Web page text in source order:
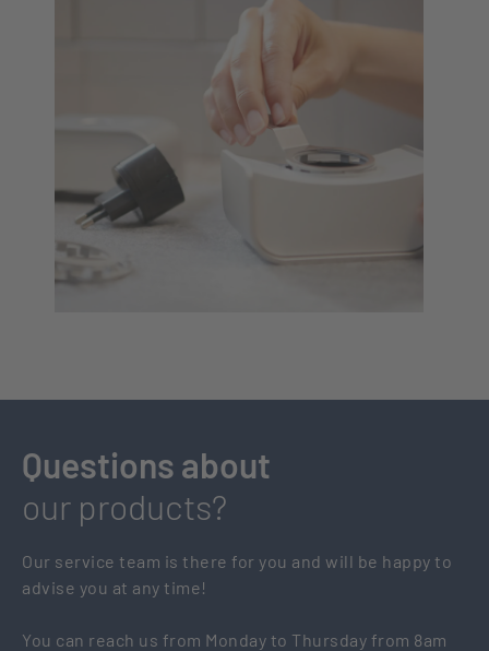
Questions about
our products?
Our service team is there for you and will be happy to
advise you at any time!
You can reach us from Monday to Thursday from 8am